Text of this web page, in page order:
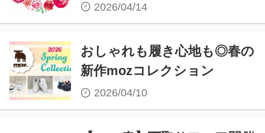
2026/04/14
おしゃれも履き心地も◎春の
新作mozコレクション
2026/04/10